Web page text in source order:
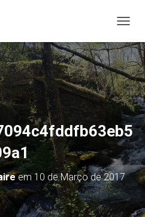
em10 de Março de 2017